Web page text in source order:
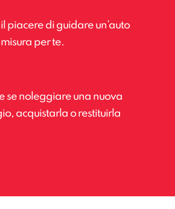
piacere di guidare un’auto
per te.
se noleggiare una nuova
acquistarla o restituirla